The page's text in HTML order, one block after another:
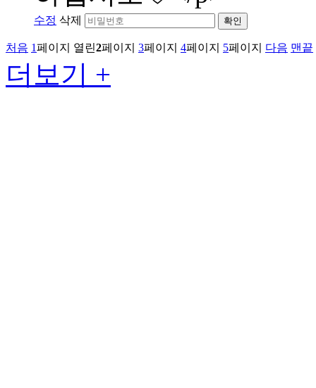
수정 삭제 확인
처음 1페이지 열린2페이지 3페이지 4페이지 5페이지 다음 맨끝
더보기 +